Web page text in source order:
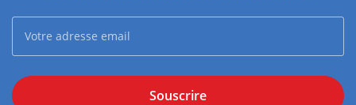
Souscrire